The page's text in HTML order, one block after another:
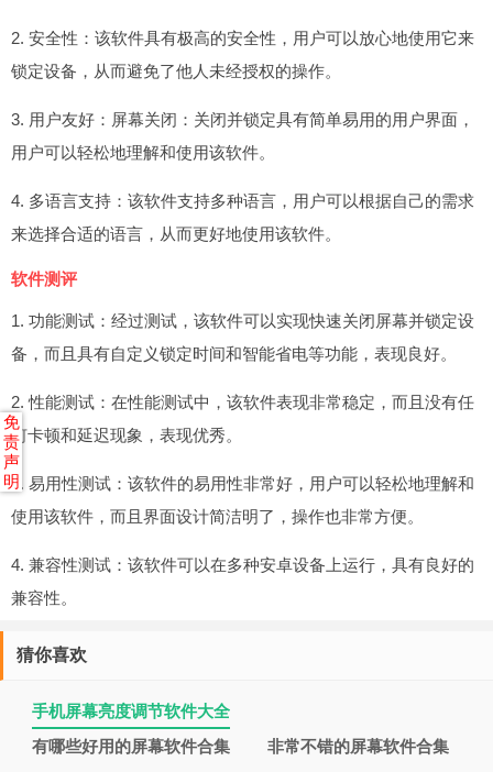
2. 安全性：该软件具有极高的安全性，用户可以放心地使用它来
锁定设备，从而避免了他人未经授权的操作。
3. 用户友好：屏幕关闭：关闭并锁定具有简单易用的用户界面，
用户可以轻松地理解和使用该软件。
4. 多语言支持：该软件支持多种语言，用户可以根据自己的需求
来选择合适的语言，从而更好地使用该软件。
软件测评
1. 功能测试：经过测试，该软件可以实现快速关闭屏幕并锁定设
备，而且具有自定义锁定时间和智能省电等功能，表现良好。
2. 性能测试：在性能测试中，该软件表现非常稳定，而且没有任
何卡顿和延迟现象，表现优秀。
3. 易用性测试：该软件的易用性非常好，用户可以轻松地理解和
使用该软件，而且界面设计简洁明了，操作也非常方便。
4. 兼容性测试：该软件可以在多种安卓设备上运行，具有良好的
兼容性。
猜你喜欢
手机屏幕亮度调节软件大全
有哪些好用的屏幕软件合集
非常不错的屏幕软件合集
免
责
声
明